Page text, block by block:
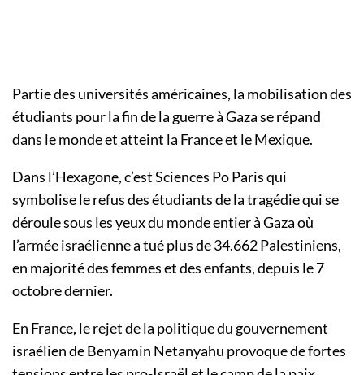
Partie des universités américaines, la mobilisation des
étudiants pour la fin de la guerre à Gaza se répand
dans le monde et atteint la France et le Mexique.
Dans l’Hexagone, c’est Sciences Po Paris qui
symbolise le refus des étudiants de la tragédie qui se
déroule sous les yeux du monde entier à Gaza où
l’armée israélienne a tué plus de 34.662 Palestiniens,
en majorité des femmes et des enfants, depuis le 7
octobre dernier.
En France, le rejet de la politique du gouvernement
israélien de Benyamin Netanyahu provoque de fortes